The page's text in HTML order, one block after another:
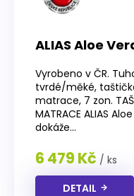
ALIAS Aloe
Vyrobeno v ČR.
tvrdé/měké,
matrace, 7 zon.
MATRACE ALIAS
dokáže...
6 479 Kč / ks
DETAIL